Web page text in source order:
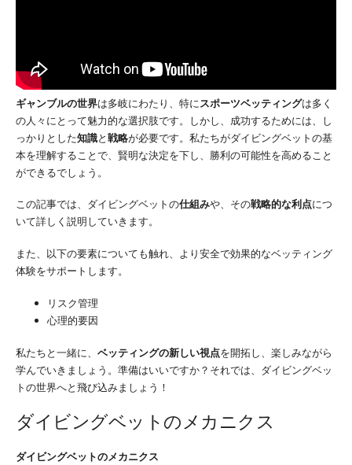
ギャンブルの世界は多岐にわたり、特にスポーツベッティングは多く
の人々にとって魅力的な選択肢です。しかし、成功するためには、し
っかりとした知識と戦略が必要です。私たちがダイビングベットの基
本を理解することで、賢明な決定を下し、勝利の可能性を高めること
ができるでしょう。
この記事では、ダイビングベットの仕組みや、その戦略的な利点につ
いて詳しく説明していきます。
また、以下の要素についても触れ、より安全で効果的なベッティング
体験をサポートします。
リスク管理
心理的要因
私たちと一緒に、 ベッティングの新しい視点を開拓し、楽しみながら
学んでいきましょう。準備はいいですか？それでは、ダイビングベッ
トの世界へと飛び込みましょう！
ダイビングベットのメカニクス
ダイビングベットのメカニクス